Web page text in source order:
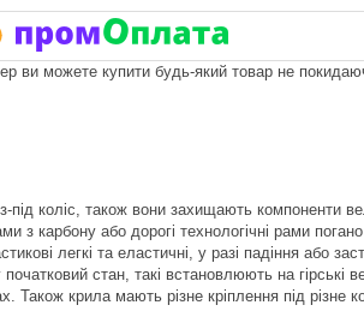
ви можете купити будь-який товар не
під коліс, також вони захищають компоненти
карбону або дорогі технологічні рами
легкі та еластичні, у разі падіння або
стан, такі встановлюють на гірські
Також крила мають різне кріплення під різне